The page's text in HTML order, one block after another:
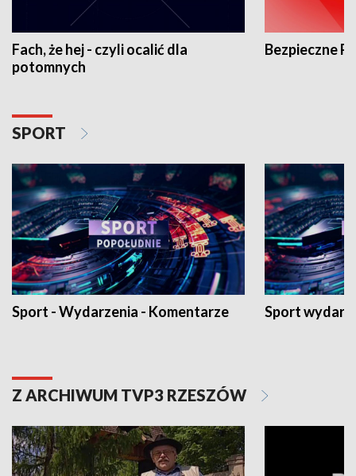
Fach, że hej - czyli ocalić dla
potomnych
Bezpieczne
SPORT
Sport - Wydarzenia - Komentarze Sport
Z ARCHIWUM TVP3 RZESZÓW